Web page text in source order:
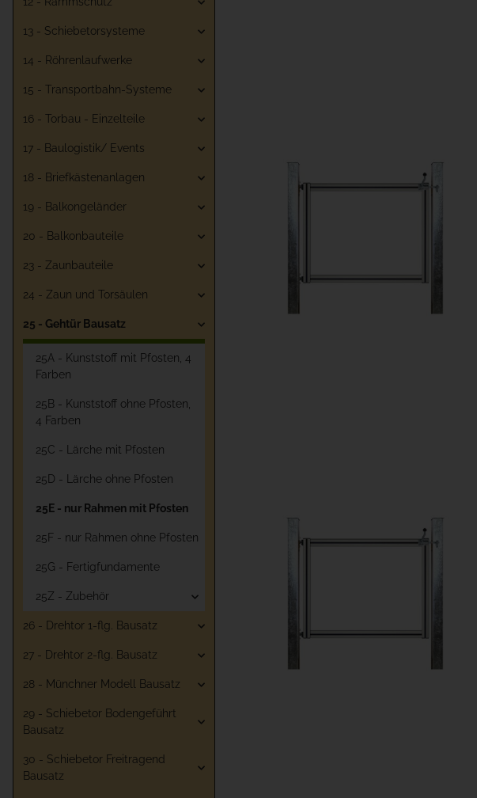
13 - Schiebetorsysteme
14 - Röhrenlaufwerke
15 - Transportbahn-Systeme
16 - Torbau - Einzelteile
17 - Baulogistik/ Events
18 - Briefkästenanlagen
19 - Balkongeländer
20 - Balkonbauteile
23 - Zaunbauteile
24 - Zaun und Torsäulen
25 - Gehtür Bausatz
25A - Kunststoff mit Pfosten, 4
Farben
25B - Kunststoff ohne Pfosten,
4 Farben
25C - Lärche mit Pfosten
25D - Lärche ohne Pfosten
25E - nur Rahmen mit Pfosten
25F - nur Rahmen ohne Pfosten
25G - Fertigfundamente
25Z - Zubehör
26 - Drehtor 1-flg. Bausatz
27 - Drehtor 2-flg. Bausatz
28 - Münchner Modell Bausatz
29 - Schiebetor Bodengeführt
Bausatz
30 - Schiebetor Freitragend
Bausatz